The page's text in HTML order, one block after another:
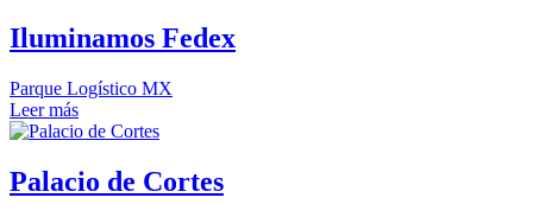
Iluminamos Fedex
Parque Logístico MX
Leer más
Palacio de Cortes